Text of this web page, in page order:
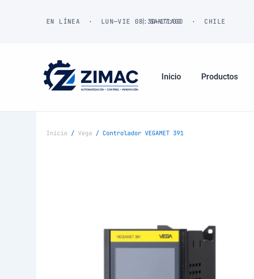
EN LÍNEA · LUN—VIE 08:30—17:00| SANTIAGO · CHILE
Inicio Productos
Inicio / Vega / Controlador VEGAMET 391